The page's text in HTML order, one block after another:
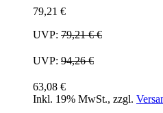
79,21 €
UVP: 79,21 €€
UVP: 94,26 €
63,08 €
Inkl. 19% MwSt., zzgl.